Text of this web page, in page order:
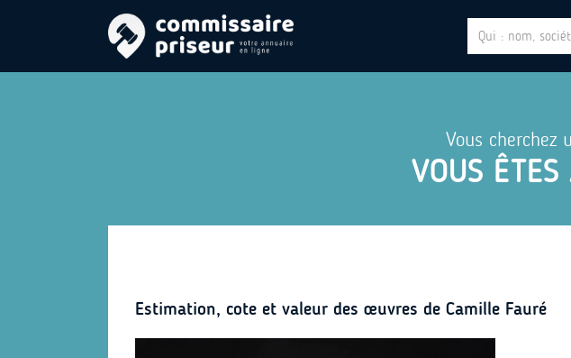
Vous cherchez
VOUS
Estimation, cote et valeur des œuvres de Camille Fauré